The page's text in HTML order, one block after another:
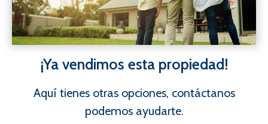
¡Ya vendimos esta propiedad!
Aquí tienes otras opciones, contáctanos
podemos ayudarte.